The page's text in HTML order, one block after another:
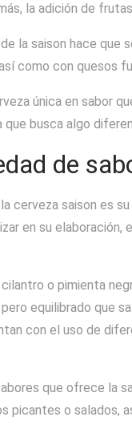
la adición de
la saison hace que
como con quesos
única en sabor
que busca algo
de
cerveza saison es
en su
o pimienta
equilibrado que
con el uso de
que ofrece la
picantes o salados,